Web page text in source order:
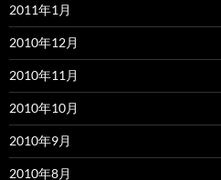
2011年1月
2010年12月
2010年11月
2010年10月
2010年9月
2010年8月